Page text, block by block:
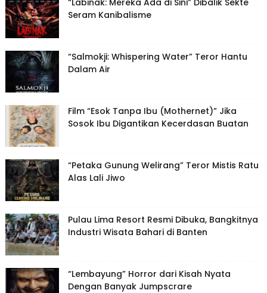
“Labinak: Mereka Ada di Sini” Dibalik Sekte
Seram Kanibalisme
“Salmokji: Whispering Water” Teror Hantu
Dalam Air
Film “Esok Tanpa Ibu (Mothernet)” Jika
Sosok Ibu Digantikan Kecerdasan Buatan
“Petaka Gunung Welirang” Teror Mistis Ratu
Alas Lali Jiwo
Pulau Lima Resort Resmi Dibuka, Bangkitnya
Industri Wisata Bahari di Banten
“Lembayung” Horror dari Kisah Nyata
Dengan Banyak Jumpscrare